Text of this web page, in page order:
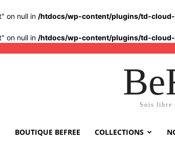
on null in /htdocs/wp-content/plugins/td-
on null in /htdocs/wp-content/plugins/td-
Sois libre
BOUTIQUE BEFREE COLLECTIONS